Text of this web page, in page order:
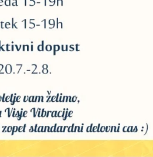
SO TRENUTNO ZNIŽANI